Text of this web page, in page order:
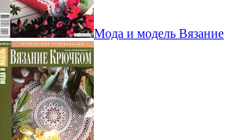
Мода и модель Вязание